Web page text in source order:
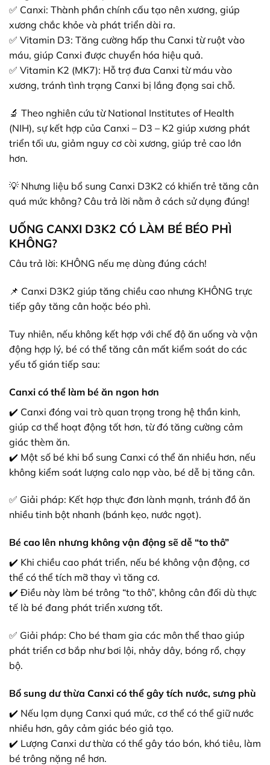
✅ Canxi: Thành phần chính cấu tạo nên xương, giúp
xương chắc khỏe và phát triển dài ra.
✅ Vitamin D3: Tăng cường hấp thu Canxi từ ruột vào
máu, giúp Canxi được chuyển hóa hiệu quả.
✅ Vitamin K2 (MK7): Hỗ trợ đưa Canxi từ máu vào
xương, tránh tình trạng Canxi bị lắng đọng sai chỗ.
🔬 Theo nghiên cứu từ National Institutes of Health
(NIH), sự kết hợp của Canxi – D3 – K2 giúp xương phát
triển tối ưu, giảm nguy cơ còi xương, giúp trẻ cao lớn
hơn.
💡 Nhưng liệu bổ sung Canxi D3K2 có khiến trẻ tăng cân
quá mức không? Câu trả lời nằm ở cách sử dụng đúng!
UỐNG CANXI D3K2 CÓ LÀM BÉ BÉO PHÌ
KHÔNG?
Câu trả lời: KHÔNG nếu mẹ dùng đúng cách!
📌 Canxi D3K2 giúp tăng chiều cao nhưng KHÔNG trực
tiếp gây tăng cân hoặc béo phì.
Tuy nhiên, nếu không kết hợp với chế độ ăn uống và vận
động hợp lý, bé có thể tăng cân mất kiểm soát do các
yếu tố gián tiếp sau:
Canxi có thể làm bé ăn ngon hơn
✔️ Canxi đóng vai trò quan trọng trong hệ thần kinh,
giúp cơ thể hoạt động tốt hơn, từ đó tăng cường cảm
giác thèm ăn.
✔️ Một số bé khi bổ sung Canxi có thể ăn nhiều hơn, nếu
không kiểm soát lượng calo nạp vào, bé dễ bị tăng cân.
✅ Giải pháp: Kết hợp thực đơn lành mạnh, tránh đồ ăn
nhiều tinh bột nhanh (bánh kẹo, nước ngọt).
Bé cao lên nhưng không vận động sẽ dễ “to thô”
✔️ Khi chiều cao phát triển, nếu bé không vận động, cơ
thể có thể tích mỡ thay vì tăng cơ.
✔️ Điều này làm bé trông “to thô”, không cân đối dù thực
tế là bé đang phát triển xương tốt.
✅ Giải pháp: Cho bé tham gia các môn thể thao giúp
phát triển cơ bắp như bơi lội, nhảy dây, bóng rổ, chạy
bộ.
Bổ sung dư thừa Canxi có thể gây tích nước, sưng phù
✔️ Nếu lạm dụng Canxi quá mức, cơ thể có thể giữ nước
nhiều hơn, gây cảm giác béo giả tạo.
✔️ Lượng Canxi dư thừa có thể gây táo bón, khó tiêu, làm
bé trông nặng nề hơn.